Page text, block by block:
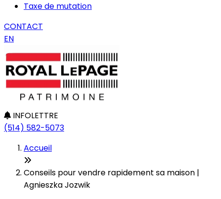
Taxe de mutation
CONTACT
EN
INFOLETTRE
(514) 582-5073
Accueil
Conseils pour vendre rapidement sa maison |
Agnieszka Jozwik